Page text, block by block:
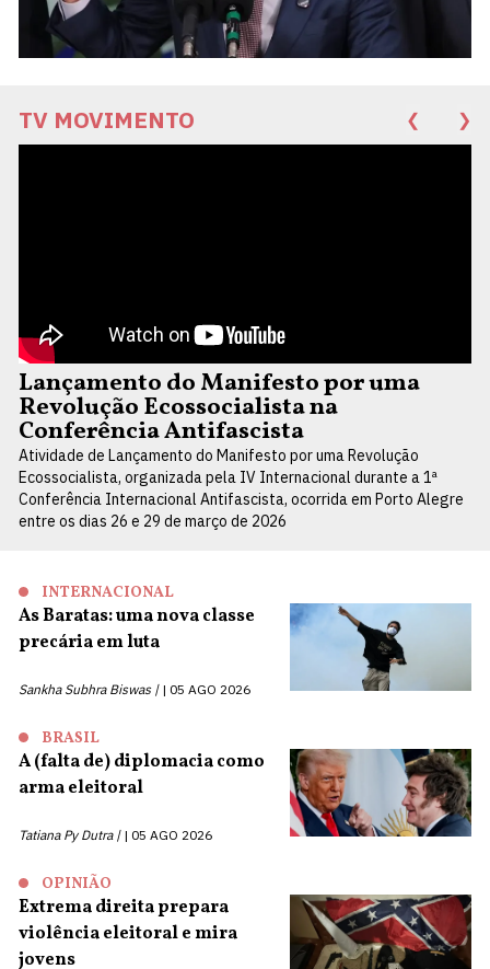
TV MOVIMENTO ❮ ❯
Lançamento do Manifesto por uma
Revolução Ecossocialista na
Conferência Antifascista
Atividade de Lançamento do Manifesto por uma Revolução
Ecossocialista, organizada pela IV Internacional durante a 1ª
Conferência Internacional Antifascista, ocorrida em Porto Alegre
entre os dias 26 e 29 de março de 2026
INTERNACIONAL
As Baratas: uma nova classe
precária em luta
Sankha Subhra Biswas | 05 AGO 2026
BRASIL
A (falta de) diplomacia como
arma eleitoral
Tatiana Py Dutra | 05 AGO 2026
OPINIÃO
Extrema direita prepara
violência eleitoral e mira
jovens